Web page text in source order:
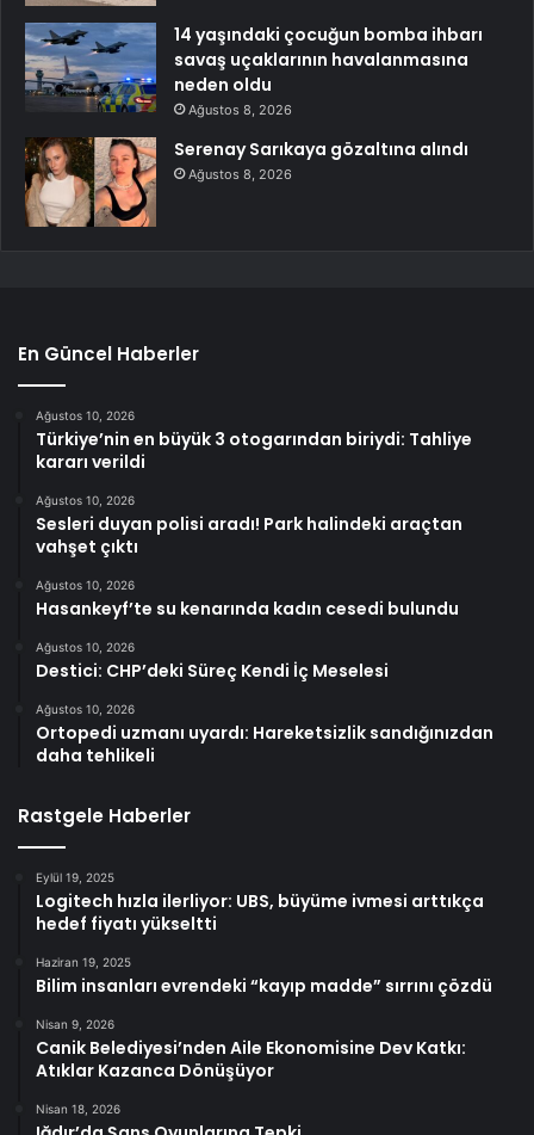
14 yaşındaki çocuğun bomba ihbarı
savaş uçaklarının havalanmasına
neden oldu
Ağustos 8, 2026
Serenay Sarıkaya gözaltına alındı
Ağustos 8, 2026
En Güncel Haberler
Ağustos 10, 2026
Türkiye’nin en büyük 3 otogarından biriydi: Tahliye
kararı verildi
Ağustos 10, 2026
Sesleri duyan polisi aradı! Park halindeki araçtan
vahşet çıktı
Ağustos 10, 2026
Hasankeyf’te su kenarında kadın cesedi bulundu
Ağustos 10, 2026
Destici: CHP’deki Süreç Kendi İç Meselesi
Ağustos 10, 2026
Ortopedi uzmanı uyardı: Hareketsizlik sandığınızdan
daha tehlikeli
Rastgele Haberler
Eylül 19, 2025
Logitech hızla ilerliyor: UBS, büyüme ivmesi arttıkça
hedef fiyatı yükseltti
Haziran 19, 2025
Bilim insanları evrendeki “kayıp madde” sırrını çözdü
Nisan 9, 2026
Canik Belediyesi’nden Aile Ekonomisine Dev Katkı:
Atıklar Kazanca Dönüşüyor
Nisan 18, 2026